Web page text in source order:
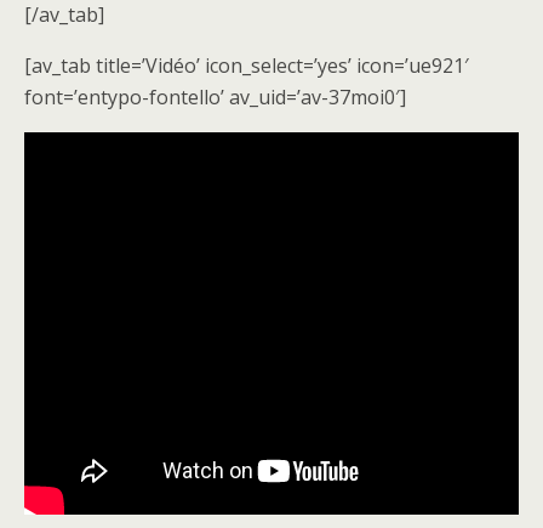
[/av_tab]
[av_tab title=’Vidéo’ icon_select=’yes’ icon=’ue921′
font=’entypo-fontello’ av_uid=’av-37moi0′]